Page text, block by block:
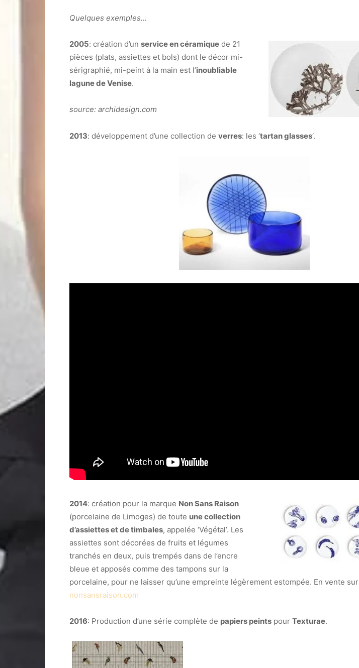
Quelques exemples…
2005: création d’un service en céramique de 21
pièces (plats, assiettes et bols) dont le décor mi-
sérigraphié, mi-peint à la main est l’inoubliable
lagune de Venise.
source: archidesign.com
2013: développement d’une collection de verres: les ‘tartan glasses‘.
2014: création pour la marque Non Sans Raison
(porcelaine de Limoges) de toute une collection
d’assiettes et de timbales, appelée ‘Végétal’. Les
assiettes sont décorées de fruits et légumes
tranchés en deux, puis trempés dans de l’encre
bleue et apposés comme des tampons sur la
porcelaine, pour ne laisser qu’une empreinte légèrement estompée. En vente sur
nonsansraison.com
2016: Production d’une série complète de papiers peints pour Texturae.